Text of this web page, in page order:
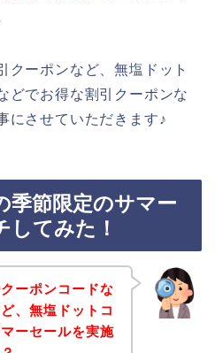
クーポンなど、無塩ドット
どでお得な割引クーポンな
にさせていただきます♪
季節限定のサマー
してみた！
ーポンコードな
、無塩ドットコ
ーセールを実施